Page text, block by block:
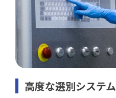
高度な選別システム